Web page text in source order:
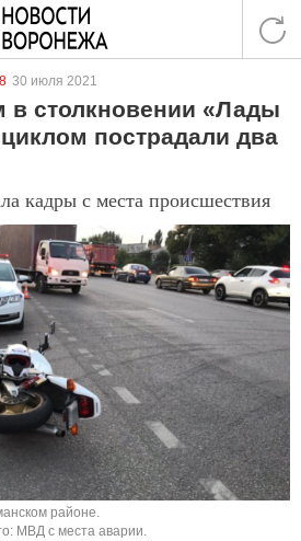
30 июля 2021
столкновении «Лады
пострадали два
кадры с места происшествия
районе.
МВД с места аварии.